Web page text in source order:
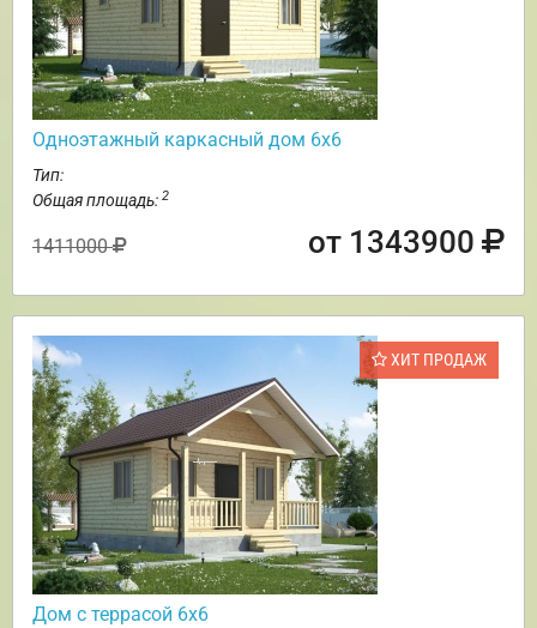
Одноэтажный каркасный дом 6х6
Тип:
Общая площадь: 2
1411000 от 1343900
ХИТ ПРОДАЖ
Дом с террасой 6х6